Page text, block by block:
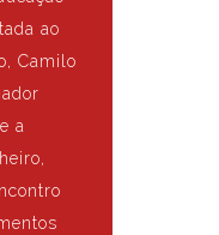
ao
Camilo
a